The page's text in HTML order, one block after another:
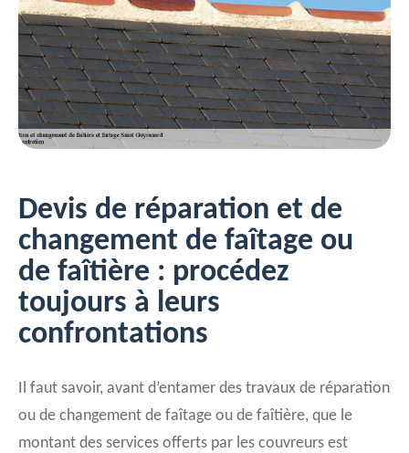
Devis de réparation et de
changement de faîtage ou
de faîtière : procédez
toujours à leurs
confrontations
Il faut savoir, avant d’entamer des travaux de réparation
ou de changement de faîtage ou de faîtière, que le
montant des services offerts par les couvreurs est